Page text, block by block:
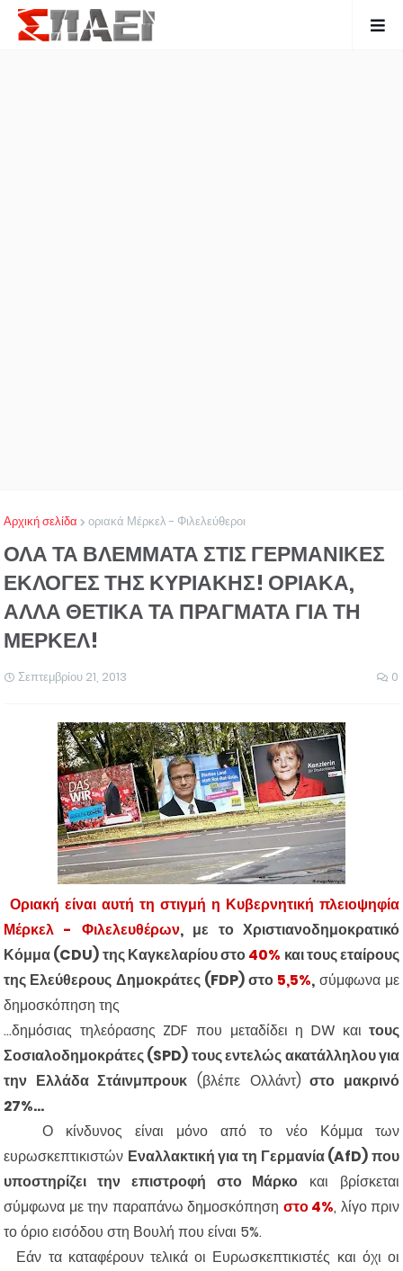
Αρχική σελίδα οριακά Μέρκελ - Φιλελεύθεροι
ΟΛΑ ΤΑ ΒΛΕΜΜΑΤΑ ΣΤΙΣ ΓΕΡΜΑΝΙΚΕΣ
ΕΚΛΟΓΕΣ ΤΗΣ ΚΥΡΙΑΚΗΣ! ΟΡΙΑΚΑ,
ΑΛΛΑ ΘΕΤΙΚΑ ΤΑ ΠΡΑΓΜΑΤΑ ΓΙΑ ΤΗ
ΜΕΡΚΕΛ!
Σεπτεμβρίου 21, 2013 0
Οριακή είναι αυτή τη στιγμή η Κυβερνητική πλειοψηφία
Μέρκελ - Φιλελευθέρων, με το Χριστιανοδημοκρατικό
Κόμμα (CDU) της Καγκελαρίου στο40% και τους εταίρους
της Ελεύθερους Δημοκράτες (FDP) στο 5,5%, σύμφωνα με
δημοσκόπηση της
...δημόσιας τηλεόρασης ZDF που μεταδίδει η DW και τους
Σοσιαλοδημοκράτες (SPD) τους εντελώς ακατάλληλου για
την Ελλάδα Στάινμπρουκ (βλέπε Ολλάντ)στο μακρινό
27%...
Ο κίνδυνος είναι μόνο από το νέο Κόμμα των
ευρωσκεπτικιστών Εναλλακτική για τη Γερμανία (AfD) που
υποστηρίζει την επιστροφή στο Μάρκο και βρίσκεται
σύμφωνα με την παραπάνω δημοσκόπηση στο 4%, λίγο πριν
το όριο εισόδου στη Βουλή που είναι 5%.
Εάν τα καταφέρουν τελικά οι Ευρωσκεπτικιστές και όχι οι